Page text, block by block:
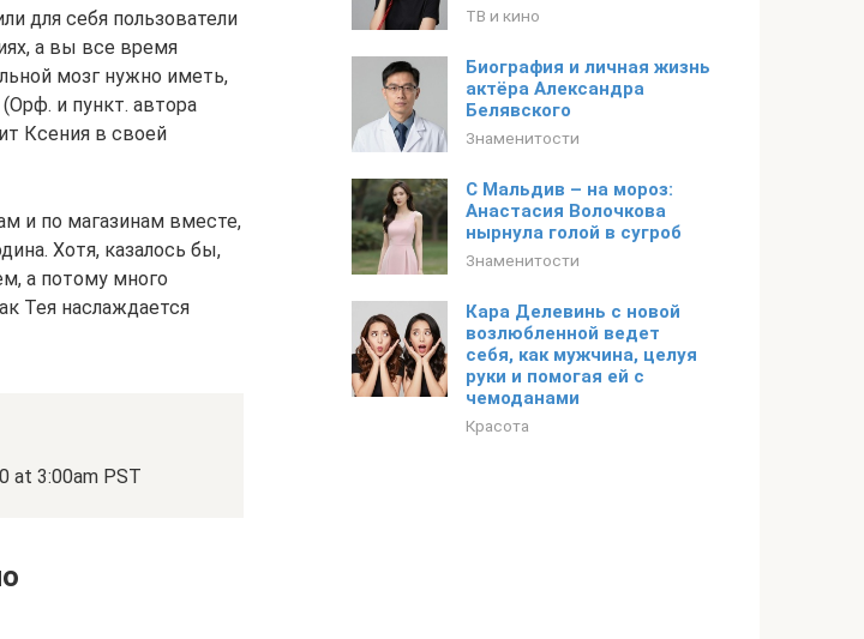
для себя пользователи
а вы все время
мозг нужно иметь,
и пункт. автора
Ксения в своей
и по магазинам вместе,
Хотя, казалось бы,
а потому много
Тея наслаждается
at 3:00am PST
ТВ и кино
Биография и личная жизнь
актёра Александра
Белявского
Знаменитости
С Мальдив – на мороз:
Анастасия Волочкова
нырнула голой в сугроб
Знаменитости
Кара Делевинь с новой
возлюбленной ведет
себя, как мужчина, целуя
руки и помогая ей с
чемоданами
Красота